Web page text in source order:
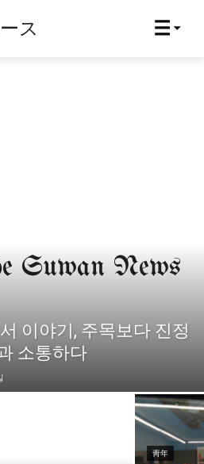
ス
이야기, 주목보다 진정
소통하다
靑年